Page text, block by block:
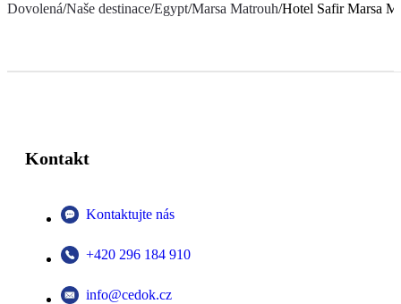
Dovolená/Naše destinace/Egypt/Marsa Matrouh/Hotel Safir Marsa
Kontakt
Kontaktujte nás
+420 296 184 910
info@cedok.cz